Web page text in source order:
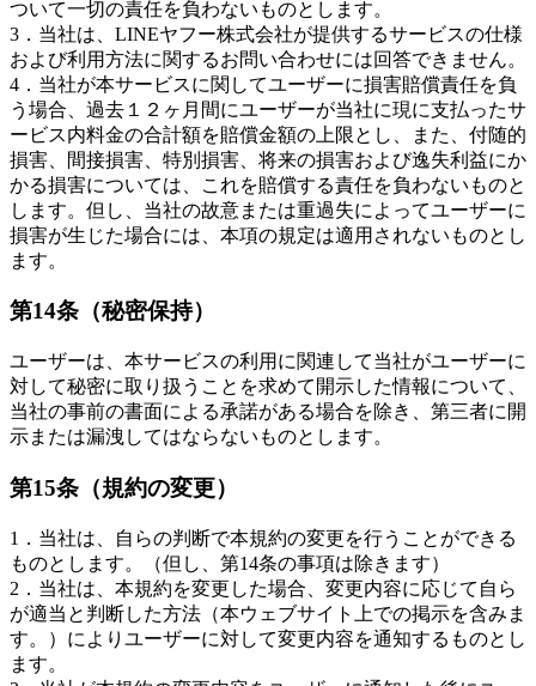
ついて一切の責任を負わないものとします。
3．当社は、LINEヤフー株式会社が提供するサービスの仕様
および利用方法に関するお問い合わせには回答できません。
4．当社が本サービスに関してユーザーに損害賠償責任を負
う場合、過去１２ヶ月間にユーザーが当社に現に支払ったサ
ービス内料金の合計額を賠償金額の上限とし、また、付随的
損害、間接損害、特別損害、将来の損害および逸失利益にか
かる損害については、これを賠償する責任を負わないものと
します。但し、当社の故意または重過失によってユーザーに
損害が生じた場合には、本項の規定は適用されないものとし
ます。
第14条（秘密保持）
ユーザーは、本サービスの利用に関連して当社がユーザーに
対して秘密に取り扱うことを求めて開示した情報について、
当社の事前の書面による承諾がある場合を除き、第三者に開
示または漏洩してはならないものとします。
第15条（規約の変更）
1．当社は、自らの判断で本規約の変更を行うことができる
ものとします。（但し、第14条の事項は除きます）
2．当社は、本規約を変更した場合、変更内容に応じて自ら
が適当と判断した方法（本ウェブサイト上での掲示を含みま
す。）によりユーザーに対して変更内容を通知するものとし
ます。